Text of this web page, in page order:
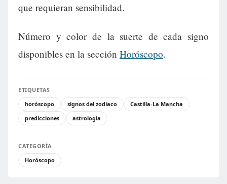
que requieran sensibilidad.
Número y color de la suerte de cada signo
disponibles en la sección Horóscopo.
ETIQUETAS
horóscopo
signos del zodiaco
Castilla-La Mancha
predicciones
astrología
CATEGORÍA
Horóscopo